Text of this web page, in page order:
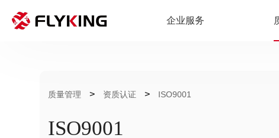
企业服务
质量管理 > 资质认证 > ISO9001
ISO9001